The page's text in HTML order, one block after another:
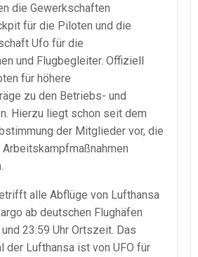
die Gewerkschaften
für die Piloten und die
Ufo für die
und Flugbegleiter. Offiziell
für höhere
zu den Betriebs- und
Hierzu liegt schon seit dem
der Mitglieder vor, die
alle Abflüge von Lufthansa
ab deutschen Flughäfen
23:59 Uhr Ortszeit. Das
der Lufthansa ist von UFO für